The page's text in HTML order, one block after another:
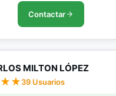
Contactar
MILTON LÓPEZ
39 Usuarios